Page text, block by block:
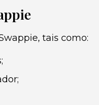
tais como: